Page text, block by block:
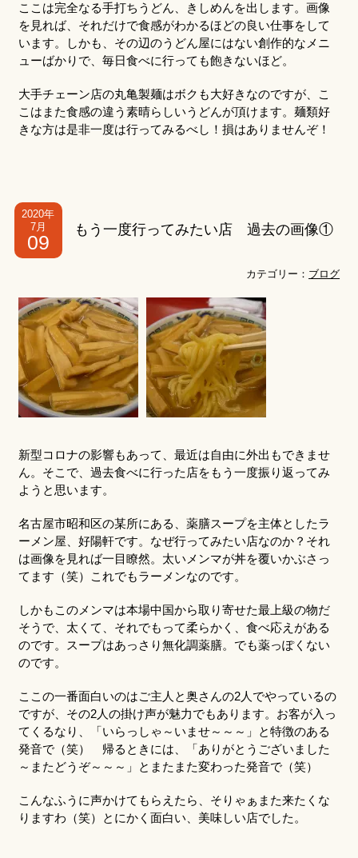
ここは完全なる手打ちうどん、きしめんを出します。画像
を見れば、それだけで食感がわかるほどの良い仕事をして
います。しかも、その辺のうどん屋にはない創作的なメニ
ューばかりで、毎日食べに行っても飽きないほど。
大手チェーン店の丸亀製麺はボクも大好きなのですが、こ
こはまた食感の違う素晴らしいうどんが頂けます。麺類好
きな方は是非一度は行ってみるべし！損はありませんぞ！
2020年
7月
09
もう一度行ってみたい店 過去の画像①
カテゴリー： ブログ
新型コロナの影響もあって、最近は自由に外出もできませ
ん。そこで、過去食べに行った店をもう一度振り返ってみ
ようと思います。
名古屋市昭和区の某所にある、薬膳スープを主体としたラ
ーメン屋、好陽軒です。なぜ行ってみたい店なのか？それ
は画像を見れば一目瞭然。太いメンマが丼を覆いかぶさっ
てます（笑）これでもラーメンなのです。
しかもこのメンマは本場中国から取り寄せた最上級の物だ
そうで、太くて、それでもって柔らかく、食べ応えがある
のです。スープはあっさり無化調薬膳。でも薬っぽくない
のです。
ここの一番面白いのはご主人と奥さんの2人でやっているの
ですが、その2人の掛け声が魅力でもあります。お客が入っ
てくるなり、「いらっしゃ～いませ～～～」と特徴のある
発音で（笑） 帰るときには、「ありがとうございました
～またどうぞ～～～」とまたまた変わった発音で（笑）
こんなふうに声かけてもらえたら、そりゃぁまた来たくな
りますわ（笑）とにかく面白い、美味しい店でした。